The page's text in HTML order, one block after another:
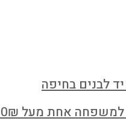
לבנים בחיפה
אחת מעל 100,000₪?